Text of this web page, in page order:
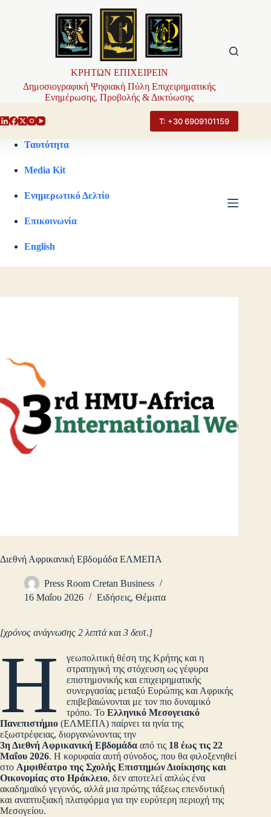
ΚΡΗΤΩΝ ΕΠΙΧΕΙΡΕΙΝ
Δημοσιογραφική Ψηφιακή Πύλη Επιχειρηματικής
Ενημέρωσης, Προβολής & Δικτύωσης
Τ: +30 6909101159
Ταυτότητα
Media Kit
Ενημερωτικό Δελτίο
Επικοινωνία
English
Διεθνή Αφρικανική Εβδομάδα ΕΛΜΕΠΑ
Press Room Cretan Business
16 Μαΐου 2026
Ειδήσεις, Θέματα
[χρόνος ανάγνωσης 2 λεπτά και 3 δευτ.]
Η
γεωπολιτική θέση της Κρήτης και η
στρατηγική της στόχευση ως γέφυρα
επιστημονικής και επιχειρηματικής
συνεργασίας μεταξύ Ευρώπης και Αφρικής
επιβεβαιώνονται με τον πιο δυναμικό
τρόπο. ΤοΕλληνικό Μεσογειακό
Πανεπιστήμιο (ΕΛΜΕΠΑ) παίρνει τα ηνία της
εξωστρέφειας, διοργανώνοντας την
3η Διεθνή Αφρικανική Εβδομάδα από τις 18 έως τις 22
Μαΐου 2026. Η κορυφαία αυτή σύνοδος, που θα φιλοξενηθεί
στο Αμφιθέατρο της Σχολής Επιστημών Διοίκησης και
Οικονομίας στο Ηράκλειο, δεν αποτελεί απλώς ένα
ακαδημαϊκό γεγονός, αλλά μια πρώτης τάξεως επενδυτική
και αναπτυξιακή πλατφόρμα για την ευρύτερη περιοχή της
Μεσογείου.